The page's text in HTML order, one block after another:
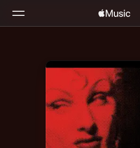
Home
Install Apple Music